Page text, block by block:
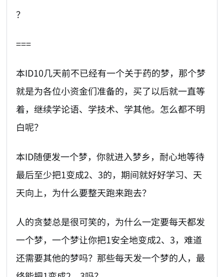
？
===
本ID10几天前不已经有一个关于药的梦，那个梦
就是为各位小资金们准备的，买了以后就一直等
着，继续学论语、学技术、学其他。怎么都不明
白呢？
本ID随便发一个梦，你就进入梦乡，耐心地等待
最后至少把1变成2、3的，期间就好好学习、天
天向上，为什么要整天跑来跑去？
人的贪婪总是很可笑的，为什么一定要每天都发
一个梦，一个梦让你把1安全地变成2、3，难道
还需要其他的梦吗？那些每天发一个梦的人，最